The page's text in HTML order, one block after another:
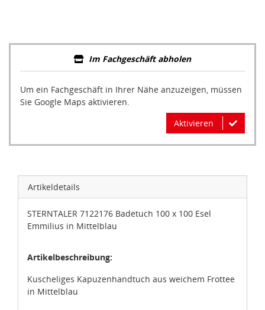
Im Fachgeschäft abholen
Um ein Fachgeschäft in Ihrer Nähe anzuzeigen, müssen
Sie Google Maps aktivieren.
Aktivieren
Artikeldetails
STERNTALER 7122176 Badetuch 100 x 100 Esel
Emmilius in Mittelblau
Artikelbeschreibung:
Kuscheliges Kapuzenhandtuch aus weichem Frottee
in Mittelblau